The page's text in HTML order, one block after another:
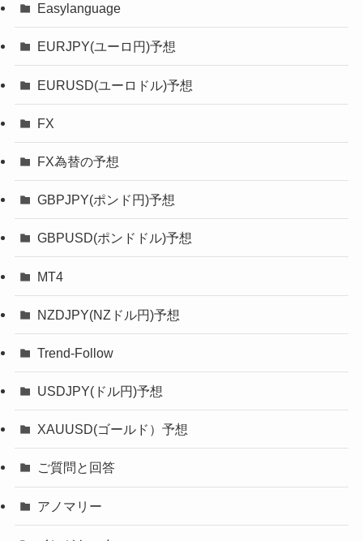
Easylanguage
EURJPY(ユーロ円)予想
EURUSD(ユーロドル)予想
FX
FX為替の予想
GBPJPY(ポンド円)予想
GBPUSD(ポンドドル)予想
MT4
NZDJPY(NZドル円)予想
Trend-Follow
USDJPY(ドル円)予想
XAUUSD(ゴールド）予想
ご質問と回答
アノマリー